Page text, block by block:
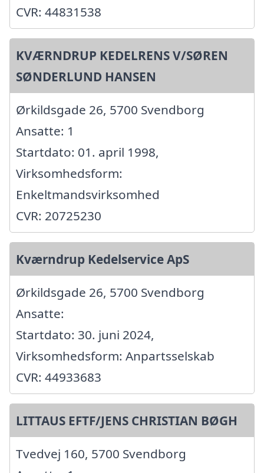
CVR: 44831538
KVÆRNDRUP KEDELRENS V/SØREN
SØNDERLUND HANSEN
Ørkildsgade 26, 5700 Svendborg
Ansatte: 1
Startdato: 01. april 1998,
Virksomhedsform:
Enkeltmandsvirksomhed
CVR: 20725230
Kværndrup Kedelservice ApS
Ørkildsgade 26, 5700 Svendborg
Ansatte:
Startdato: 30. juni 2024,
Virksomhedsform: Anpartsselskab
CVR: 44933683
LITTAUS EFTF/JENS CHRISTIAN BØGH
Tvedvej 160, 5700 Svendborg